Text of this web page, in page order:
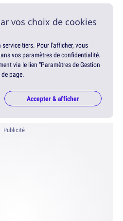
vos choix de cookies
tiers. Pour l'afficher, vous
vos paramètres de confidentialité.
via le lien "Paramètres de Gestion
page.
Accepter & afficher
Publicité